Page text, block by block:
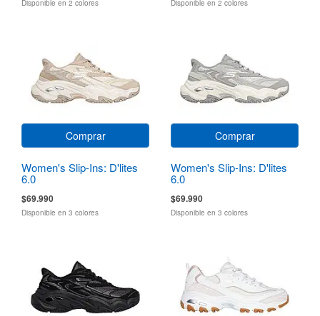
Disponible en 2 colores Disponible en 2 colores
Comprar
Women's Slip-Ins: D'lites
6.0
$69.990
Disponible en 3 colores
Comprar
Women's Slip-Ins: D'lites
6.0
$69.990
Disponible en 3 colores